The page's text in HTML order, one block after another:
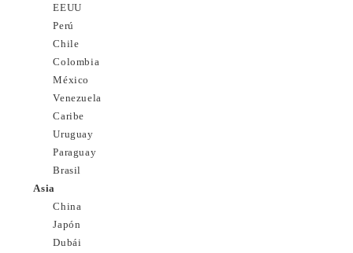
EEUU
Perú
Chile
Colombia
México
Venezuela
Caribe
Uruguay
Paraguay
Brasil
Asia
China
Japón
Dubái